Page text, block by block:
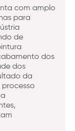
com amplo
para
de
dos
dos
da